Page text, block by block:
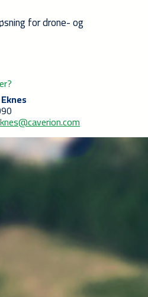
for drone- og